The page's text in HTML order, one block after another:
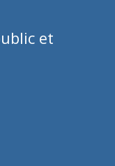
et